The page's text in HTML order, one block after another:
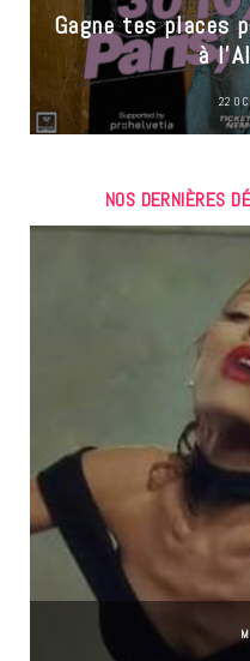
Gagne tes places
à
22
NOS DERNIÈRES